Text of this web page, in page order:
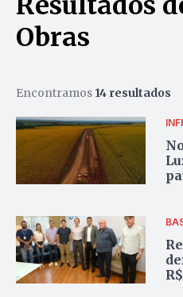
Obras
Encontramos 14 resultados